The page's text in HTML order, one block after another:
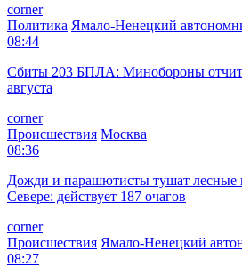
corner
Политика Ямало-Ненецкий
08:44
Сбиты 203 БПЛА: Минобороны
августа
corner
Происшествия Москва
08:36
Дожди и парашютисты тушат
Севере: действует 187 очагов
corner
Происшествия Ямало-Ненецкий
08:27